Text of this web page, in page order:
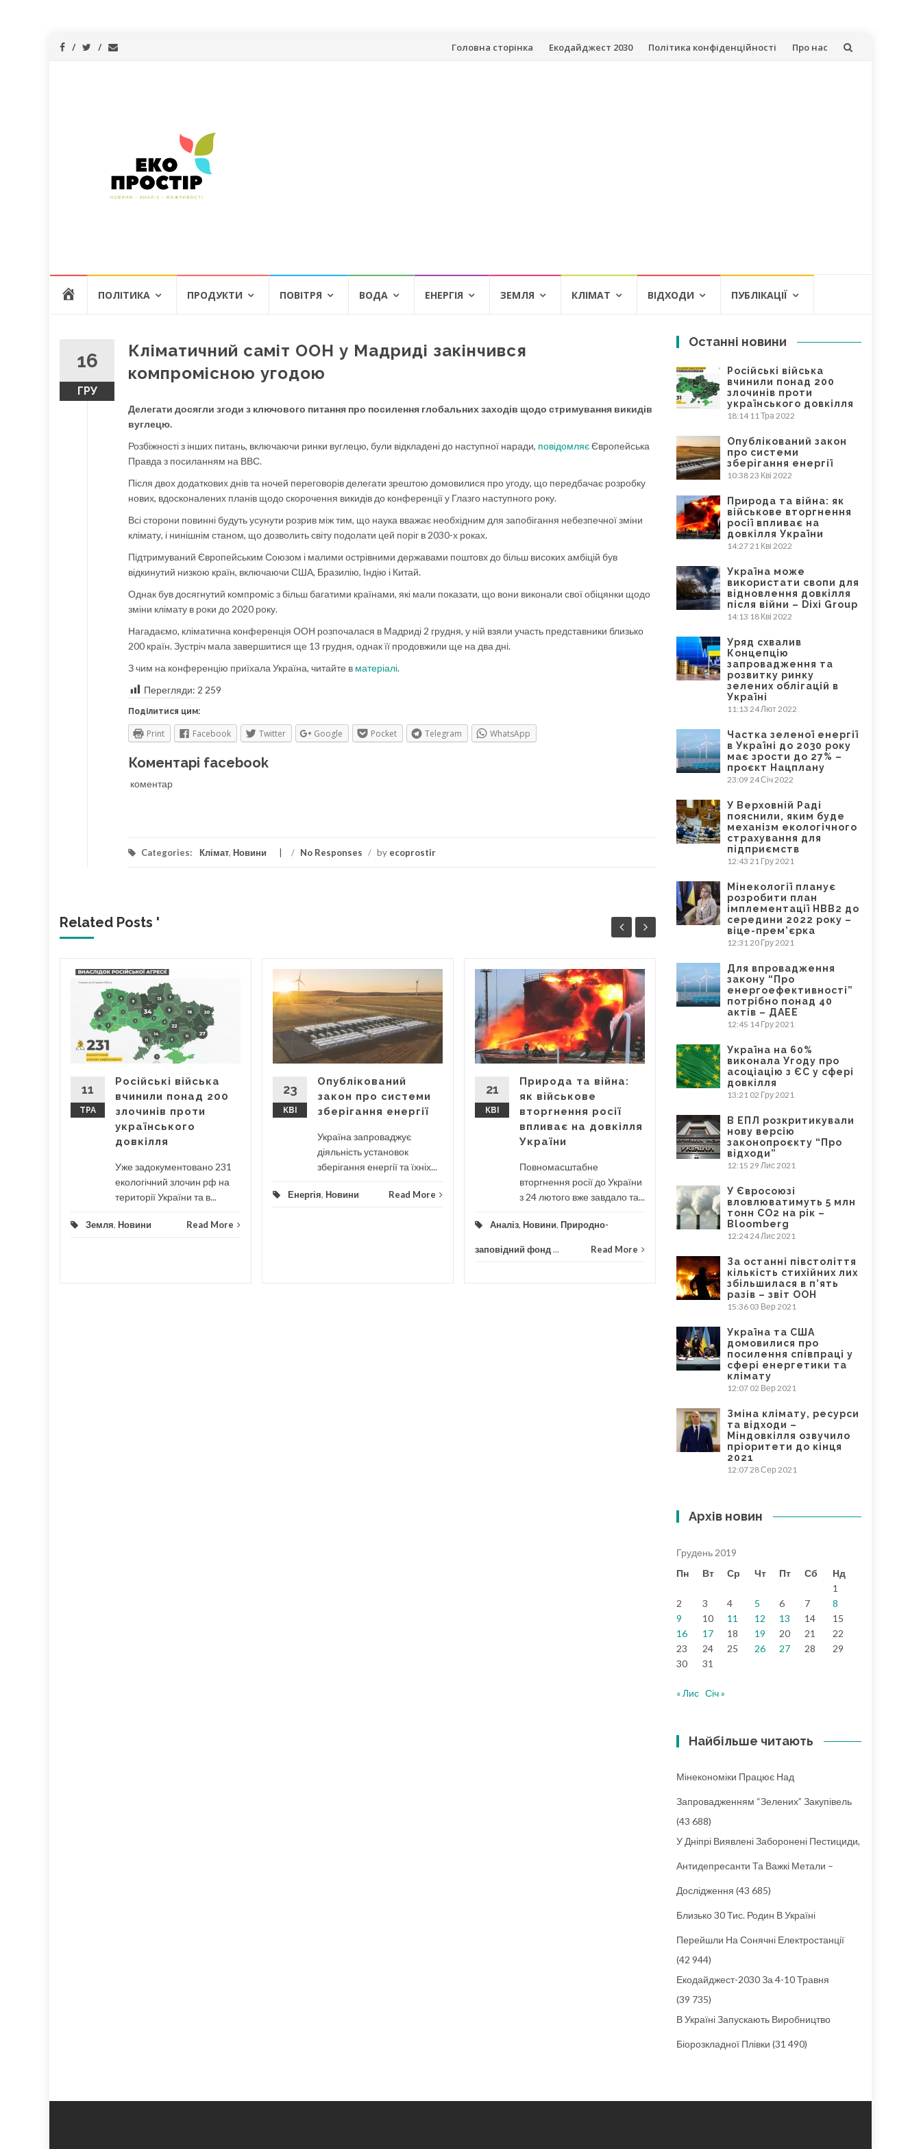
Skip
Головна сторінка Екодайджест 2030 Політика конфіденційності Про нас
Н
ПОЛІТИКА ПРОДУКТИ ПОВІТРЯ ВОДА ЕНЕРГІЯ ЗЕМЛЯ КЛІМАТ ВІДХОДИ ПУБЛІКАЦІЇ
16
ГРУ
Кліматичний саміт ООН у Мадриді закінчився
компромісною угодою
Делегати досягли згоди з ключового питання про посилення глобальних заходів щодо стримування викидів
вуглецю.
Розбіжності з інших питань, включаючи ринки вуглецю, були відкладені до наступної наради, повідомляєЄвропейська
Правда з посиланням на ВВС.
Після двох додаткових днів та ночей переговорів делегати зрештою домовилися про угоду, що передбачає розробку
нових, вдосконалених планів щодо скорочення викидів до конференції у Глазго наступного року.
Всі сторони повинні будуть усунути розрив між тим, що наука вважає необхідним для запобігання небезпечної зміни
клімату, і нинішнім станом, що дозволить світу подолати цей поріг в 2030-х роках.
Підтримуваний Європейським Союзом і малими острівними державами поштовх до більш високих амбіцій був
відкинутий низкою країн, включаючи США, Бразилію, Індію і Китай.
Однак був досягнутий компроміс з більш багатими країнами, які мали показати, що вони виконали свої обіцянки щодо
зміни клімату в роки до 2020 року.
Нагадаємо, кліматична конференція ООН розпочалася в Мадриді 2 грудня, у ній взяли участь представники близько
200 країн. Зустріч мала завершитися ще 13 грудня, однак її продовжили ще на два дні.
З чим на конференцію приїхала Україна, читайте в матеріалі.
Перегляди: 2 259
Поділитися цим:
Print Facebook Twitter Google Pocket Telegram WhatsApp
Коментарі facebook
коментар
Categories: Клімат, Новини / No Responses / by ecoprostir
Related Posts '
11
ТРА
Російські війська
вчинили понад 200
злочинів проти
українського
довкілля
Уже задокументовано 231
екологічний злочин рф на
території України та в...
Земля, Новини Read More
23
КВІ
Опублікований
закон про системи
зберігання енергії
Україна запроваджує
діяльність установок
зберігання енергії та їхніх...
Енергія, Новини Read More
21
КВІ
Природа та війна:
як військове
вторгнення росії
впливає на довкілля
України
Повномасштабне
вторгнення росії до України
з 24 лютого вже завдало та...
Аналіз, Новини, Природно-
заповідний фонд... Read More
18
Україна може
використати свопи
для відновлення
довкілля після війни
– Dixi Group
Наразі країна потерпає від
військових дій рф, але при
відбудові після війни...
Новини Read More
Останні новини
Російські війська
вчинили понад 200
злочинів проти
українського довкілля
18:14 11 Тра 2022
Опублікований закон
про системи
зберігання енергії
10:3823 Кві 2022
Природа та війна: як
військове вторгнення
росії впливає на
довкілля України
14:2721 Кві 2022
Україна може
використати свопи для
відновлення довкілля
після війни – Dixi Group
14:13 18 Кві 2022
Уряд схвалив
Концепцію
запровадження та
розвитку ринку
зелених облігацій в
Україні
11:13 24 Лют 2022
Частка зеленої енергії
в Україні до 2030 року
має зрости до 27% –
проєкт Нацплану
23:09 24 Січ 2022
У Верховній Раді
пояснили, яким буде
механізм екологічного
страхування для
підприємств
12:43 21 Гру 2021
Мінекології планує
розробити план
імплементації НВВ2 до
середини 2022 року –
віце-прем’єрка
12:3120 Гру 2021
Для впровадження
закону “Про
енергоефективності”
потрібно понад 40
актів – ДАЕЕ
12:45 14 Гру 2021
Україна на 60%
виконала Угоду про
асоціацію з ЄС у сфері
довкілля
13:21 02 Гру 2021
В ЕПЛ розкритикували
нову версію
законопроєкту “Про
відходи”
12:15 29 Лис 2021
У Євросоюзі
вловлюватимуть 5 млн
тонн CO2 на рік –
Bloomberg
12:2424 Лис 2021
За останні півстоліття
кількість стихійних лих
збільшилася в п’ять
разів – звіт ООН
15:36 03 Вер 2021
Україна та США
домовилися про
посилення співпраці у
сфері енергетики та
клімату
12:07 02 Вер 2021
Зміна клімату, ресурси
та відходи –
Міндовкілля озвучило
пріоритети до кінця
2021
12:0728 Сер 2021
Архів новин
Грудень 2019
Пн
Вт Ср Чт Пт Сб
Нд
1
2
3 4 5 6 7
8
9
10 11 12 13 14
15
16
17 18 19 20 21
22
23
24 25 26 27 28
29
30
31
« Лис Січ »
Найбільше читають
Мінекономіки Працює Над
Запровадженням “зелених” Закупівель
(43 688)
У Дніпрі Виявлені Заборонені Пестициди,
Антидепресанти Та Важкі Метали –
Дослідження (43 685)
Близько 30 Тис. Родин В Україні
Перейшли На Сонячні Електростанції
(42 944)
Екодайджест-2030 За 4-10 Травня
(39 735)
В Україні Запускають Виробництво
Біорозкладної Плівки (31 490)